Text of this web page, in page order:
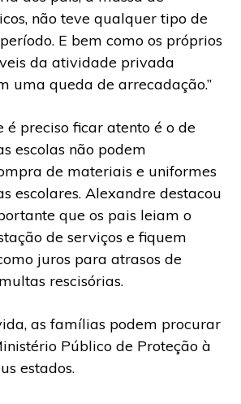
não teve qualquer tipo de
E bem como os próprios
da atividade privada
uma queda de arrecadação.”
é preciso ficar atento é o de
escolas não podem
de materiais e uniformes
escolares. Alexandre destacou
que os pais leiam o
de serviços e fiquem
juros para atrasos de
rescisórias.
as famílias podem procurar
Público de Proteção à
estados.